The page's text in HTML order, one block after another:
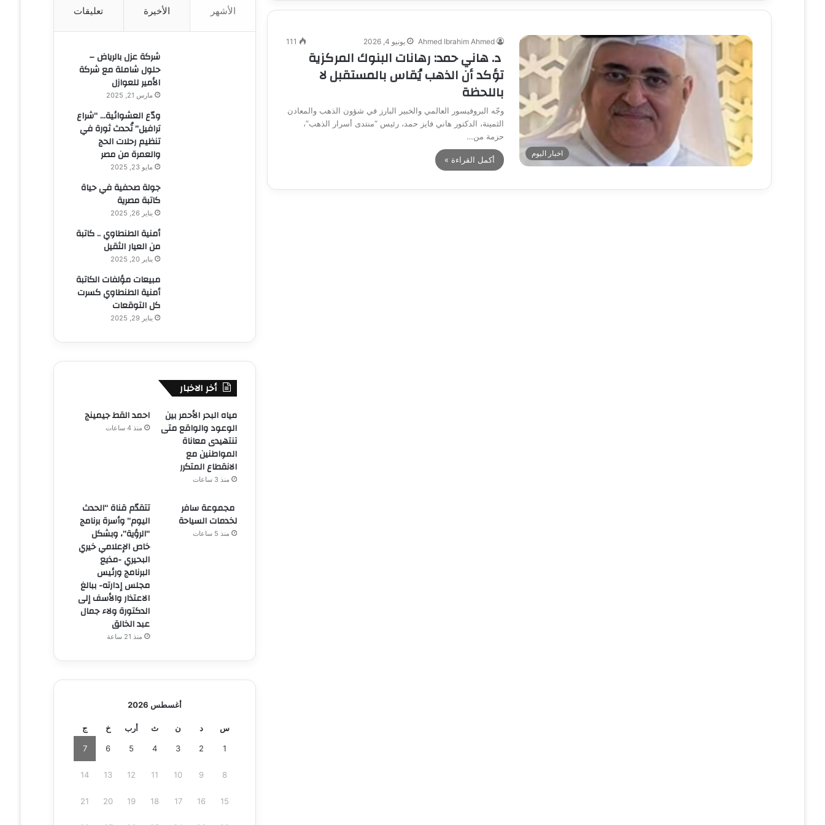
اخبار اليوم
Ahmed Ibrahim Ahmed يونيو 4, 2026 111
د. هاني حمد: رهانات البنوك المركزية
تؤكد أن الذهب يُقاس بالمستقبل لا
باللحظة
وجّه البروفيسور العالمي والخبير البارز في شؤون الذهب والمعادن
الثمينة، الدكتور هاني فايز حمد، رئيس “منتدى أسرار الذهب”،
حزمة من…
أكمل القراءة »
الأشهر الأخيرة تعليقات
شركة عزل بالرياض –
حلول شاملة مع شركة
الأمير للعوازل
مارس 21, 2025
ودّع العشوائية… “شراع
ترافيل” تُحدث ثورة في
تنظيم رحلات الحج
والعمرة من مصر
مايو 23, 2025
جولة صحفية في حياة
كاتبة مصرية
يناير 26, 2025
أمنية الطنطاوي .. كاتبة
من العيار الثقيل
يناير 20, 2025
مبيعات مؤلفات الكاتبة
أمنية الطنطاوي كسرت
كل التوقعات
يناير 29, 2025
أخر الاخبار
مياه البحر الأحمر بين
الوعود والواقع متى
تنتهيدى معاناة
المواطنين مع
الانقطاع المتكرر
منذ 3 ساعات
احمد القط جيمينج
منذ 4 ساعات
مجموعة سافر
لخدمات السياحة
منذ 5 ساعات
تتقدّم قناة “الحدث
اليوم” وأسرة برنامج
“الرؤية”، وبشكل
خاص الإعلامي خيري
البحيري -مذيع
البرنامج ورئيس
مجلس إدارته- ببالغ
الاعتذار والأسف إلى
الدكتورة ولاء جمال
عبد الخالق
منذ 21 ساعة
أغسطس 2026
س د ن ث أرب خ ج
1
2
3
4
5
6
7
8
9
10
11
12
13
14
15
16
17
18
19
20
21